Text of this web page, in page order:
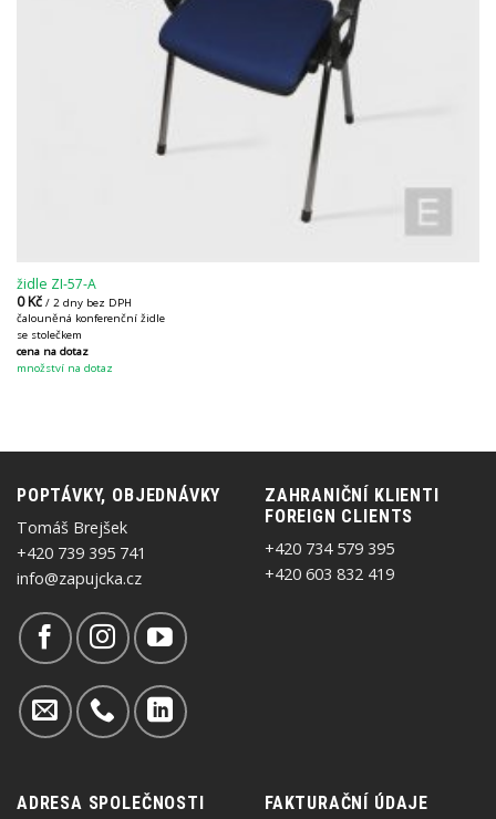
židle ZI-57-A
0Kč / 2 dny bez DPH
čalouněná konferenční židle
se stolečkem
cena na dotaz
množství na dotaz
POPTÁVKY, OBJEDNÁVKY
Tomáš Brejšek
+420 739 395 741
info@zapujcka.cz
ZAHRANIČNÍ KLIENTI
FOREIGN CLIENTS
+420 734 579 395
+420 603 832 419
ADRESA SPOLEČNOSTI
FAKTURAČNÍ ÚDAJE